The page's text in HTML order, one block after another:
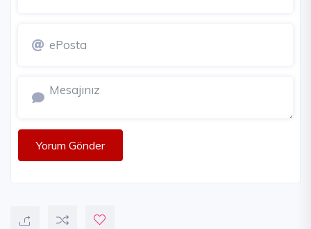
Yorum Gönder